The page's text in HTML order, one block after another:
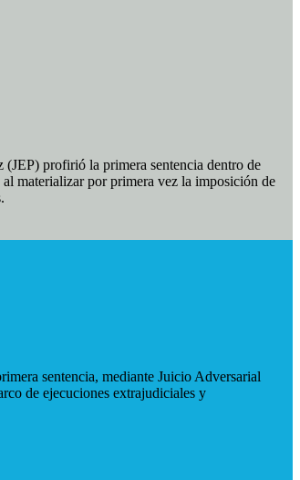
(JEP) profirió la primera sentencia dentro de
materializar por primera vez la imposición de
sentencia, mediante Juicio Adversarial
de ejecuciones extrajudiciales y